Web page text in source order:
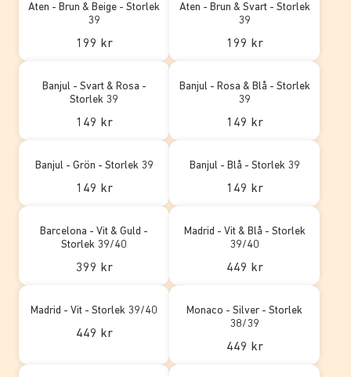
Aten - Brun & Beige - Storlek
39
199 kr
Aten - Brun & Svart - Storlek
39
199 kr
Banjul - Svart & Rosa -
Storlek 39
149 kr
Banjul - Rosa & Blå - Storlek
39
149 kr
Banjul - Grön - Storlek 39
149 kr
Banjul - Blå - Storlek 39
149 kr
Barcelona - Vit & Guld -
Storlek 39/40
399 kr
Madrid - Vit & Blå - Storlek
39/40
449 kr
Madrid - Vit - Storlek 39/40
449 kr
Monaco - Silver - Storlek
38/39
449 kr